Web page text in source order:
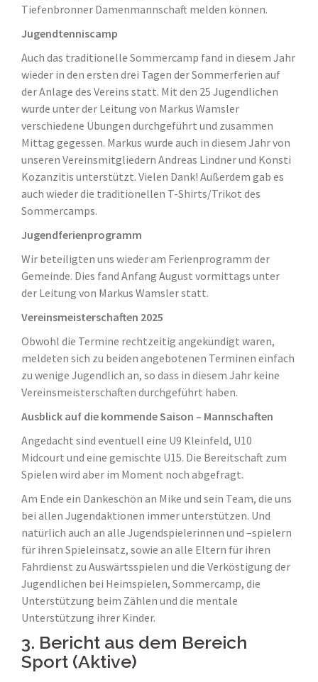
Tiefenbronner Damenmannschaft melden können.
Jugendtenniscamp
Auch das traditionelle Sommercamp fand in diesem Jahr
wieder in den ersten drei Tagen der Sommerferien auf
der Anlage des Vereins statt. Mit den 25 Jugendlichen
wurde unter der Leitung von Markus Wamsler
verschiedene Übungen durchgeführt und zusammen
Mittag gegessen. Markus wurde auch in diesem Jahr von
unseren Vereinsmitgliedern Andreas Lindner und Konsti
Kozanzitis unterstützt. Vielen Dank! Außerdem gab es
auch wieder die traditionellen T-Shirts/Trikot des
Sommercamps.
Jugendferienprogramm
Wir beteiligten uns wieder am Ferienprogramm der
Gemeinde. Dies fand Anfang August vormittags unter
der Leitung von Markus Wamsler statt.
Vereinsmeisterschaften 2025
Obwohl die Termine rechtzeitig angekündigt waren,
meldeten sich zu beiden angebotenen Terminen einfach
zu wenige Jugendlich an, so dass in diesem Jahr keine
Vereinsmeisterschaften durchgeführt haben.
Ausblick auf die kommende Saison – Mannschaften
Angedacht sind eventuell eine U9 Kleinfeld, U10
Midcourt und eine gemischte U15. Die Bereitschaft zum
Spielen wird aber im Moment noch abgefragt.
Am Ende ein Dankeschön an Mike und sein Team, die uns
bei allen Jugendaktionen immer unterstützen. Und
natürlich auch an alle Jugendspielerinnen und –spielern
für ihren Spieleinsatz, sowie an alle Eltern für ihren
Fahrdienst zu Auswärtsspielen und die Verköstigung der
Jugendlichen bei Heimspielen, Sommercamp, die
Unterstützung beim Zählen und die mentale
Unterstützung ihrer Kinder.
3. Bericht aus dem Bereich
Sport (Aktive)